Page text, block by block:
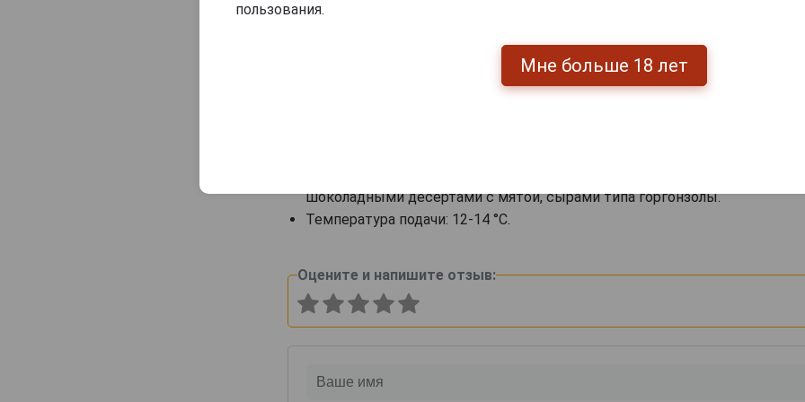
Сорт винограда: Педро Хименес (100%).
Аромат: насыщенный, сложный, с мотивами сушеного инжира,
жареной арабики, пикантными бальзамическими и копчеными нотками.
шоколадными десертами с мятой, сырами типа горгонзолы.
Температура подачи: 12-14 °С.
Оцените и напишите отзыв:
пользования.
Мне больше 18 лет